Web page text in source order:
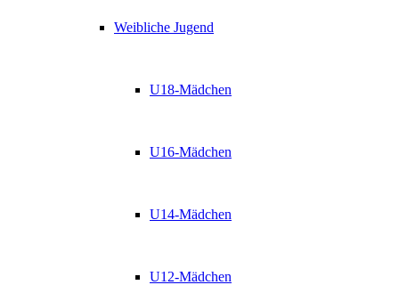
Weibliche Jugend
U18-Mädchen
U16-Mädchen
U14-Mädchen
U12-Mädchen